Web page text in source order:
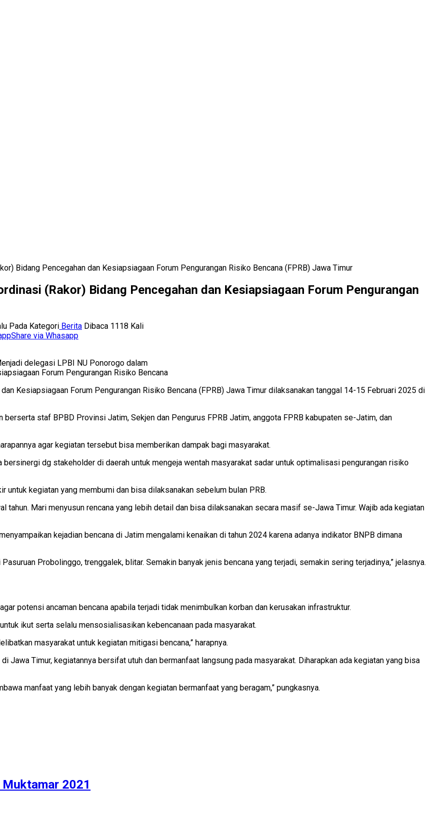
Bidang Pencegahan dan Kesiapsiagaan Forum Pengurangan Risiko Bencana (FPRB) Jawa Timur
(Rakor) Bidang Pencegahan dan Kesiapsiagaan Forum Pengurangan
Pada Kategori Berita Dibaca 1118 Kali
Share via Whasapp
delegasi LPBI NU Ponorogo dalam
Forum Pengurangan Risiko Bencana
Kesiapsiagaan Forum Pengurangan Risiko Bencana (FPRB) Jawa Timur dilaksanakan tanggal 14-15 Februari 2025 di
staf BPBD Provinsi Jatim, Sekjen dan Pengurus FPRB Jatim, anggota FPRB kabupaten se-Jatim, dan
agar kegiatan tersebut bisa memberikan dampak bagi masyarakat.
bersinergi dg stakeholder di daerah untuk mengeja wentah masyarakat sadar untuk optimalisasi pengurangan risiko
untuk kegiatan yang membumi dan bisa dilaksanakan sebelum bulan PRB.
tahun. Mari menyusun rencana yang lebih detail dan bisa dilaksanakan secara masif se-Jawa Timur. Wajib ada kegiatan
kejadian bencana di Jatim mengalami kenaikan di tahun 2024 karena adanya indikator BNPB dimana
Probolinggo, trenggalek, blitar. Semakin banyak jenis bencana yang terjadi, semakin sering terjadinya,” jelasnya.
potensi ancaman bencana apabila terjadi tidak menimbulkan korban dan kerusakan infrastruktur.
ikut serta selalu mensosialisasikan kebencanaan pada masyarakat.
masyarakat untuk kegiatan mitigasi bencana,” harapnya.
Jawa Timur, kegiatannya bersifat utuh dan bermanfaat langsung pada masyarakat. Diharapkan ada kegiatan yang bisa
manfaat yang lebih banyak dengan kegiatan bermanfaat yang beragam,” pungkasnya.
Muktamar 2021